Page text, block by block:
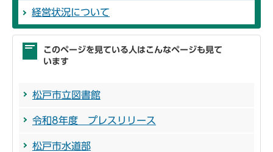
経営状況について
このページを見ている人はこんなページも見て
います
松戸市立図書館
令和8年度 プレスリリース
松戸市水道部